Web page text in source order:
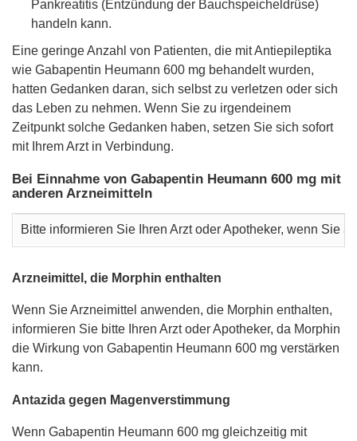
Pankreatitis (Entzündung der Bauchspeicheldrüse)
handeln kann.
Eine geringe Anzahl von Patienten, die mit Antiepileptika
wie Gabapentin Heumann 600 mg behandelt wurden,
hatten Gedanken daran, sich selbst zu verletzen oder sich
das Leben zu nehmen. Wenn Sie zu irgendeinem
Zeitpunkt solche Gedanken haben, setzen Sie sich sofort
mit Ihrem Arzt in Verbindung.
Bei Einnahme von Gabapentin Heumann 600 mg mit
anderen Arzneimitteln
Bitte informieren Sie Ihren Arzt oder Apotheker, wenn Sie
Arzneimittel, die Morphin enthalten
Wenn Sie Arzneimittel anwenden, die Morphin enthalten,
informieren Sie bitte Ihren Arzt oder Apotheker, da Morphin
die Wirkung von Gabapentin Heumann 600 mg verstärken
kann.
Antazida gegen Magenverstimmung
Wenn Gabapentin Heumann 600 mg gleichzeitig mit